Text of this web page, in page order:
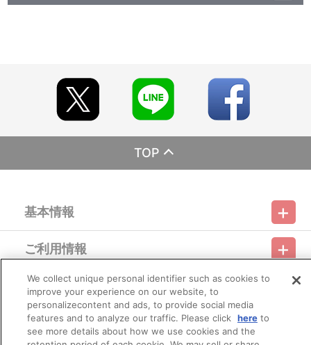
■受付期間：2026年2月17日（火）正午12:00～
※アクセス集中により、一時的にサイト内購入ページに繋がりに
くくなる場合がございます。
■お届け予定：2026年3月中旬以降順次発送
※注文の状況によってはお届けが前後する場合がございます。予
めご了承ください。
また、購入順や地域順でのお届けではございません。
※お届けにつきましてのお問合せにはお答えできかねます。
■商品について
※製造工程上、やむを得ない微細な傷が発生する場合があります
が、交換・返品はできかねます。予めご了承ください。
※1度のお会計でカートに入れられる商品は60種類までとなりま
す。それ以上のお買い物の際は、決済後に新たにご注文をお願いい
たします。
※受付期間内であっても予定数に達した場合、販売を終了する場
合がございます。
TOP
基本情報
利用規約 特定商取引法に基づく表示
プライバシーオプション 会社概要
ご利用情報
ご利用ガイド サイトマップ お問い合わせ 推奨環境
Do Not Sell or Share My Personal Information
会員メニュー
会員規約 新規会員登録
その他のご案内
We collect unique personal identifier such as cookies to
improve your experience on our website, to
personalizecontent and ads, to provide social media
features and to analyze our traffic. Please click hereto
see more details about how we use cookies and the